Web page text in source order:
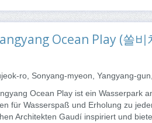
Ocean Play (쏠비
ro, Sonyang-myeon, Yangyang-
Ocean Play ist ein Wasserpark
für Wasserspaß und Erholung zu
Architekten Gaudí inspiriert und